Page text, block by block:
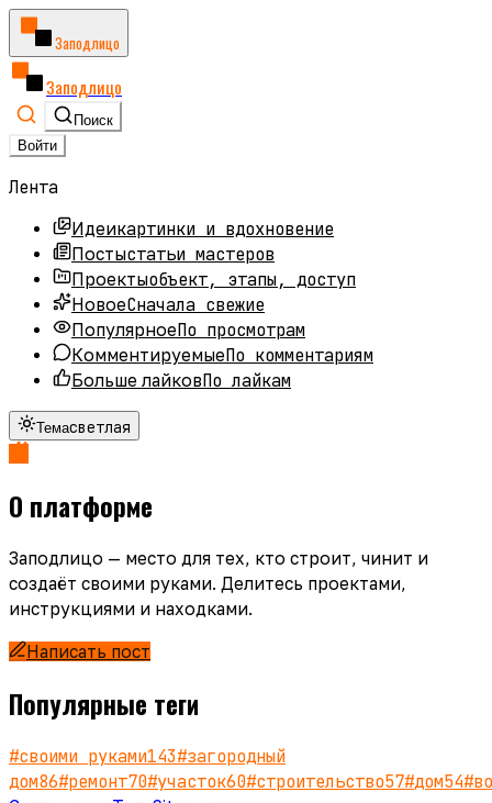
Заподлицо
Заподлицо
Поиск
Войти
Лента
Идеикартинки и вдохновение
Постыстатьи мастеров
Проектыобъект, этапы, доступ
НовоеСначала свежие
ПопулярноеПо просмотрам
КомментируемыеПо комментариям
Больше лайковПо лайкам
Темасветлая
О платформе
Заподлицо — место для тех, кто строит, чинит и
создаёт своими руками. Делитесь проектами,
инструкциями и находками.
Написать пост
Популярные теги
#своими руками143#загородный
дом86#ремонт70#участок60#строительство57#дом54#